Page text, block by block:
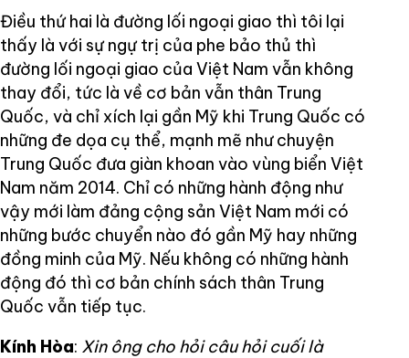
Điều thứ hai là đường lối ngoại giao thì tôi lại
thấy là với sự ngự trị của phe bảo thủ thì
đường lối ngoại giao của Việt Nam vẫn không
thay đổi, tức là về cơ bản vẫn thân Trung
Quốc, và chỉ xích lại gần Mỹ khi Trung Quốc có
những đe dọa cụ thể, mạnh mẽ như chuyện
Trung Quốc đưa giàn khoan vào vùng biển Việt
Nam năm 2014. Chỉ có những hành động như
vậy mới làm đảng cộng sản Việt Nam mới có
những bước chuyển nào đó gần Mỹ hay những
đồng minh của Mỹ. Nếu không có những hành
động đó thì cơ bản chính sách thân Trung
Quốc vẫn tiếp tục.
Kính Hòa: Xin ông cho hỏi câu hỏi cuối là